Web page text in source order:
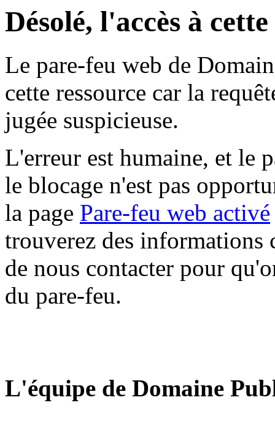
Désolé, l'accès à
Le pare-feu web de
cette ressource car la
jugée suspicieuse.
L'erreur est humaine, et le
le blocage n'est pas
la page Pare-feu web activé
trouverez des informations
de nous contacter pour
du pare-feu.
L'équipe de Domaine